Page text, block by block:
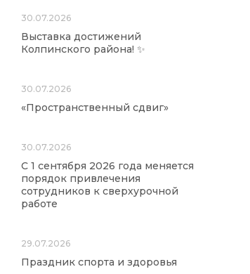
30.07.2026
Выставка достижений
Колпинского района! ✨
30.07.2026
«Пространственный сдвиг»
30.07.2026
С 1 сентября 2026 года меняется
порядок привлечения
сотрудников к сверхурочной
работе
29.07.2026
Праздник спорта и здоровья